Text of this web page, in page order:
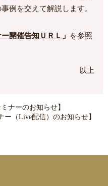
例を交えて解説します。
開催告知ＵＲＬ 」
を参照
以上
ナーのお知らせ】
ー（Live配信）のお知らせ】